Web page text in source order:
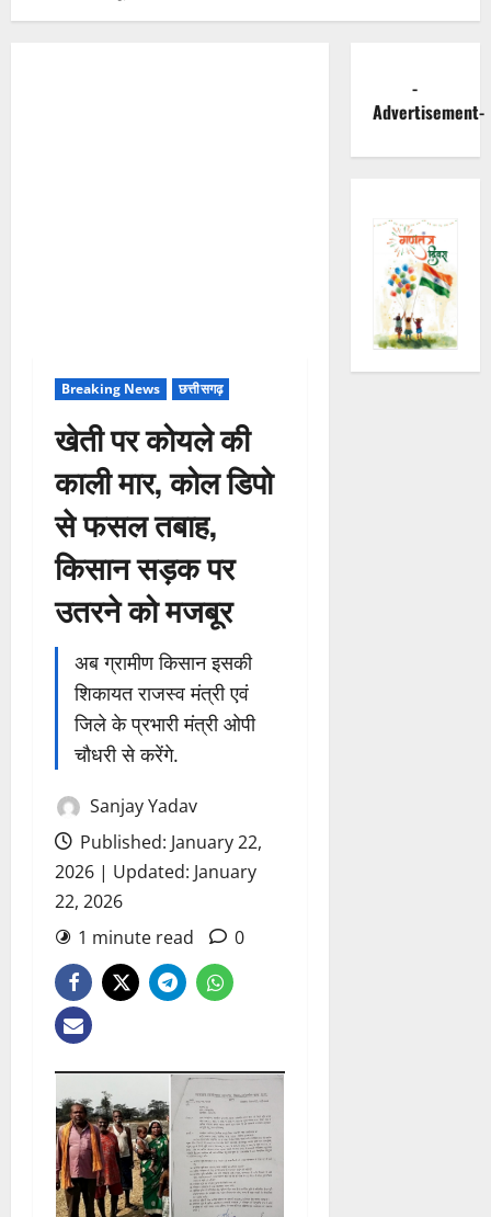
Breaking News छत्तीसगढ़
खेती पर कोयले की
काली मार, कोल डिपो
से फसल तबाह,
किसान सड़क पर
उतरने को मजबूर
अब ग्रामीण किसान इसकी
शिकायत राजस्व मंत्री एवं
जिले के प्रभारी मंत्री ओपी
चौधरी से करेंगे.
Sanjay Yadav
Published: January 22,
2026 | Updated: January
22, 2026
1 minute read
0
-
Advertisement-